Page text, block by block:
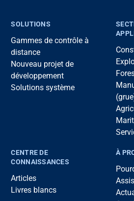
SOLUTIONS
Gammes de contrôle à
distance
Nouveau projet de
développement
Solutions système
CENTRE DE
CONNAISSANCES
Articles
Livres blancs
À